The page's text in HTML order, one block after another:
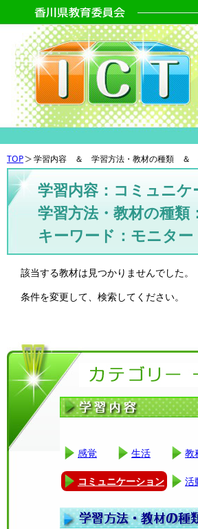
TOP 学習内容 ＆ 学習方法・教材の種類 ＆
学習内容：コミュニケ
学習方法・教材の種類
キーワード：モニタ
該当する教材は見つかりませんでした。
条件を変更して、検索してください。
感覚 生活 教
コミュニケーション 活